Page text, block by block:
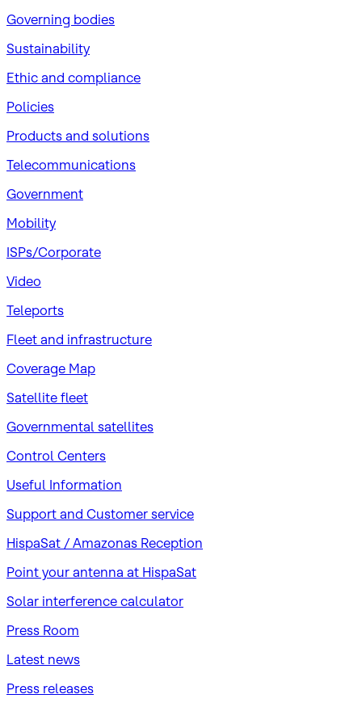
Governing bodies
Sustainability
​Ethic and compliance
Policies
Products and solutions
Telecommunications
Government
Mobility
ISPs/Corporate
Video
Teleports
Fleet and infrastructure
Coverage Map
Satellite fleet
Governmental satellites
Control Centers
Useful Information
Support and Customer service
HispaSat / Amazonas Reception
Point your antenna at HispaSat
Solar interference calculator
Press Room
Latest news
Press releases